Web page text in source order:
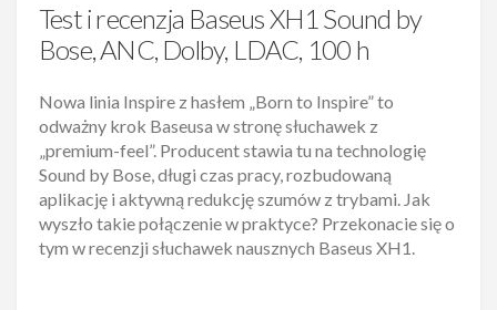
Test i recenzja Baseus XH1 Sound by
Bose, ANC, Dolby, LDAC, 100 h
Nowa linia Inspire z hasłem „Born to Inspire” to
odważny krok Baseusa w stronę słuchawek z
„premium-feel”. Producent stawia tu na technologię
Sound by Bose, długi czas pracy, rozbudowaną
aplikację i aktywną redukcję szumów z trybami. Jak
wyszło takie połączenie w praktyce? Przekonacie się o
tym w recenzji słuchawek nausznych Baseus XH1.